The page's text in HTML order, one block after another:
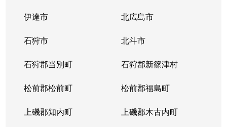
伊達市 北広島市
石狩市 北斗市
石狩郡当別町 石狩郡新篠津村
松前郡松前町 松前郡福島町
上磯郡知内町 上磯郡木古内町